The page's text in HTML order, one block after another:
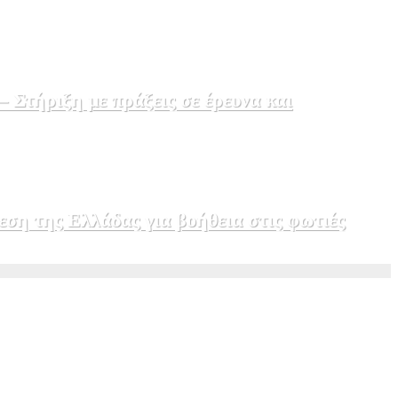
με πράξεις σε έρευνα και
της Ελλάδας για βοήθεια στις φωτιές